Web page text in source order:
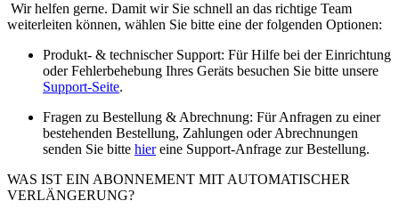
Wir helfen gerne. Damit wir Sie schnell an das richtige Team
weiterleiten können, wählen Sie bitte eine der folgenden Optionen:
Produkt- & technischer Support: Für Hilfe bei der Einrichtung
oder Fehlerbehebung Ihres Geräts besuchen Sie bitte unsere
Support-Seite.
Fragen zu Bestellung & Abrechnung: Für Anfragen zu einer
bestehenden Bestellung, Zahlungen oder Abrechnungen
senden Sie bitte hiereine Support-Anfrage zur Bestellung.
WAS IST EIN ABONNEMENT MIT AUTOMATISCHER
VERLÄNGERUNG?